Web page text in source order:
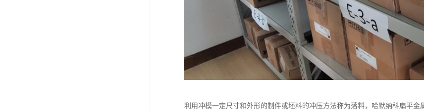
利用冲模一定尺寸和外形的制件或坯料的冲压方法称为落料，哈默纳科扁平金